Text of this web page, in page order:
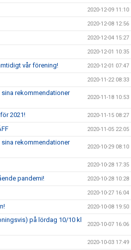
2020-12-09 11:10
2020-12-08 12:56
2020-12-04 15:27
2020-12-01 10:35
vår förening! 2020-12-01 07:47
2020-11-22 08:33
rekommendationer
2020-11-18 10:53
2021! 2020-11-15 08:27
2020-11-05 22:05
rekommendationer
2020-10-29 08:10
2020-10-28 17:35
pandemi! 2020-10-28 10:28
2020-10-27 16:04
2020-10-08 19:50
på lördag 10/10 kl
2020-10-07 16:06
2020-10-03 17:49